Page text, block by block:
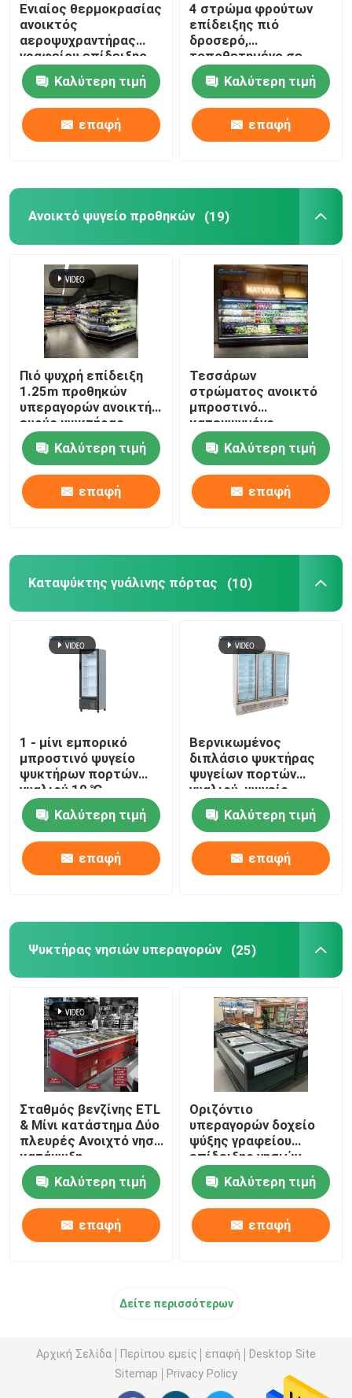
Ενιαίος θερμοκρασίας
ανοικτός
αεροψυχραντήρας
γραφείου επίδειξης
πιό ψυχρός κάθετος
Καλύτερη τιμή
επαφή
4 στρώμα φρούτων
επίδειξης πιό
δροσερό,
τοποθετημένο σε
στρώματα αέρα
ψυγείο επίδειξης
κουρτινών φυτικό
Καλύτερη τιμή
επαφή
Ανοικτό ψυγείο προθηκών (19)
Πιό ψυχρή επίδειξη
1.25m προθηκών
υπεραγορών ανοικτή
ευρύς ψυκτήρας
γραφείου λαχανικών
φρούτωνΚαλύτερη τιμή
επαφή
Τεσσάρων
στρώματος ανοικτό
μπροστινό
κατεψυγμένο
επίδειξης
περίπτωσης αέρα
δοχείο ψύξης ραφιών
κουρτινών
διευθετήσιμο
Καλύτερη τιμή
επαφή
Καταψύκτης γυάλινης πόρτας (10)
1 - μίνι εμπορικό
μπροστινό ψυγείο
ψυκτήρων πορτών
γυαλιού 10 ℃
Καλύτερη τιμή
επαφή
Βερνικωμένος
διπλάσιο ψυκτήρας
ψυγείων πορτών
γυαλιού, ψυγείο
επίδειξης ποτών
1260L των οδηγήσεων
Καλύτερη τιμή
επαφή
Ψυκτήρας νησιών υπεραγορών (25)
Σταθμός βενζίνης ETL
& Μίνι κατάστημα Δύο
πλευρές Ανοιχτό νησί
κατάψυξη
Καλύτερη τιμή
επαφή
Οριζόντιο
υπεραγορών δοχείο
ψύξης γραφείου
επίδειξης νησιών
κατεψυγμένο
ψυκτήραςΚαλύτερη τιμή
επαφή
Δείτε περισσότερων
Αρχική Σελίδα Περίπου εμείς επαφή
Desktop Site
Sitemap
Privacy Policy